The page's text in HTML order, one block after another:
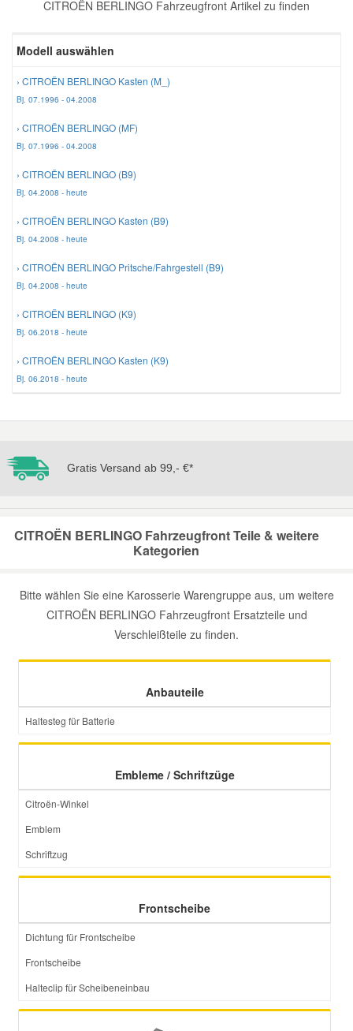
CITROËN BERLINGO Fahrzeugfront Artikel zu finden
Modell auswählen
› CITROËN BERLINGO Kasten (M_)
Bj. 07.1996 - 04.2008
› CITROËN BERLINGO (MF)
Bj. 07.1996 - 04.2008
› CITROËN BERLINGO (B9)
Bj. 04.2008 - heute
› CITROËN BERLINGO Kasten (B9)
Bj. 04.2008 - heute
› CITROËN BERLINGO Pritsche/Fahrgestell (B9)
Bj. 04.2008 - heute
› CITROËN BERLINGO (K9)
Bj. 06.2018 - heute
› CITROËN BERLINGO Kasten (K9)
Bj. 06.2018 - heute
Gratis Versand ab 99,- €*
CITROËN BERLINGO Fahrzeugfront Teile & weitere
Kategorien
Bitte wählen Sie eine Karosserie Warengruppe aus, um weitere
CITROËN BERLINGO Fahrzeugfront Ersatzteile und
Verschleißteile zu finden.
Anbauteile
Haltesteg für Batterie
Embleme / Schriftzüge
Citroën-Winkel
Emblem
Schriftzug
Frontscheibe
Dichtung für Frontscheibe
Frontscheibe
Halteclip für Scheibeneinbau
Zündanlage und Glühanlage
Daihatsu Ersatzteile
Mini Ersatzteile
Porsche Ersatzteile
Seat Ersatzteile
Skoda Ersatzteile
Smart Ersatzteile
Suzuki Ersatzteile
Toyota Ersatzteile
Vauxhall Ersatzteile
Volvo Ersatzteile